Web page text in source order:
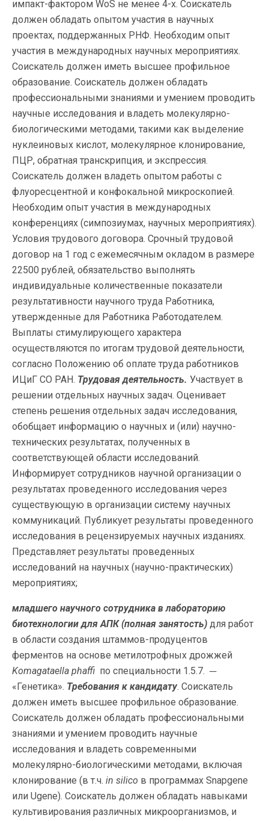
импакт-фактором WoS не менее 4-х. Соискатель
должен обладать опытом участия в научных
проектах, поддержанных РНФ. Необходим опыт
участия в международных научных мероприятиях.
Соискатель должен иметь высшее профильное
образование. Соискатель должен обладать
профессиональными знаниями и умением проводить
научные исследования и владеть молекулярно-
биологическими методами, такими как выделение
нуклеиновых кислот, молекулярное клонирование,
ПЦР, обратная транскрипция, и экспрессия.
Соискатель должен владеть опытом работы с
флуоресцентной и конфокальной микроскопией.
Необходим опыт участия в международных
конференциях (симпозиумах, научных мероприятиях).
Условия трудового договора. Срочный трудовой
договор на 1 год с ежемесячным окладом в размере
22500 рублей, обязательство выполнять
индивидуальные количественные показатели
результативности научного труда Работника,
утвержденные для Работника Работодателем.
Выплаты стимулирующего характера
осуществляются по итогам трудовой деятельности,
согласно Положению об оплате труда работников
ИЦиГ СО РАН. Трудовая деятельность. Участвует в
решении отдельных научных задач. Оценивает
степень решения отдельных задач исследования,
обобщает информацию о научных и (или) научно-
технических результатах, полученных в
соответствующей области исследований.
Информирует сотрудников научной организации о
результатах проведенного исследования через
существующую в организации систему научных
коммуникаций. Публикует результаты проведенного
исследования в рецензируемых научных изданиях.
Представляет результаты проведенных
исследований на научных (научно-практических)
мероприятиях;
младшего научного сотрудника в лабораторию
биотехнологии для АПК (полная занятость) для работ
в области создания штаммов-продуцентов
ферментов на основе метилотрофных дрожжей
Komagataella phaffi по специальности 1.5.7. ─
«Генетика». Требования к кандидату. Соискатель
должен иметь высшее профильное образование.
Соискатель должен обладать профессиональными
знаниями и умением проводить научные
исследования и владеть современными
молекулярно-биологическими методами, включая
клонирование (в т.ч. in silico в программах Snapgene
или Ugene). Соискатель должен обладать навыками
культивирования различных микроорганизмов, и